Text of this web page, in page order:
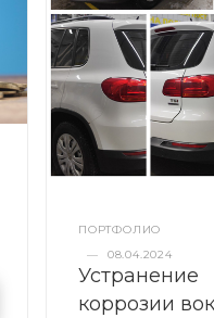
ПОРТФОЛИО
—
08.04.2024
Устранение
коррозии